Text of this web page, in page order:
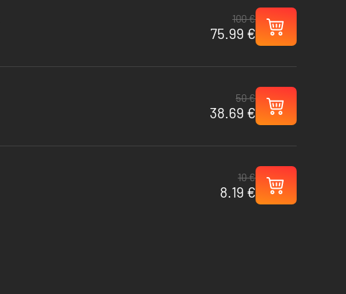
100 €
75.99 €
50 €
38.69 €
10 €
8.19 €